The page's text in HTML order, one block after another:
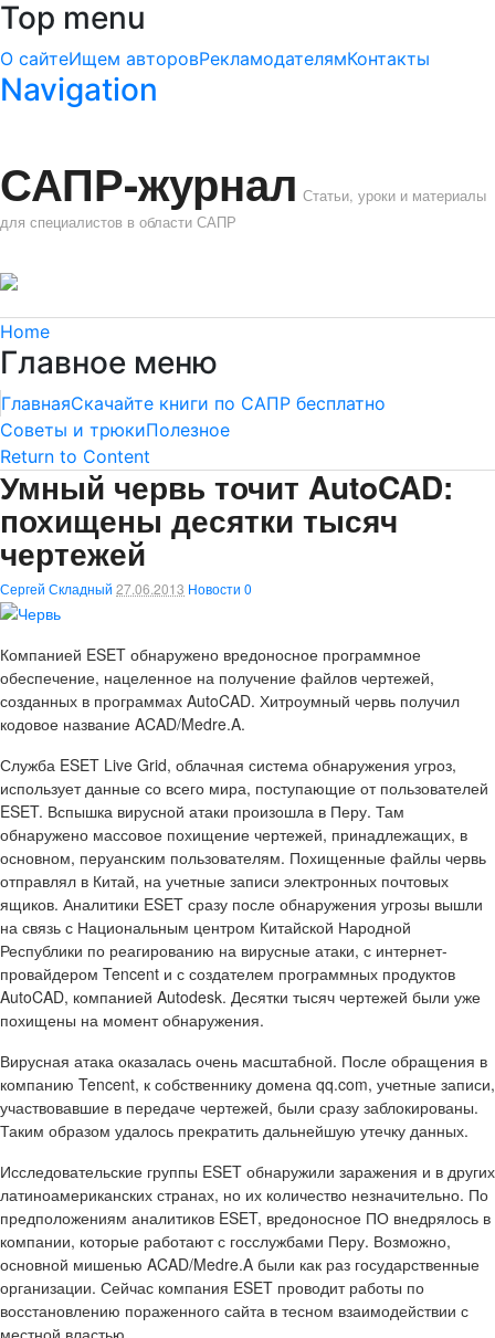
Top menu
О сайтеИщем авторовРекламодателямКонтакты
Navigation
САПР-журнал Статьи, уроки и материалы
для специалистов в области САПР
Home
Главное меню
ГлавнаяСкачайте книги по САПР бесплатно
Советы и трюкиПолезное
Return to Content
Умный червь точит AutoCAD:
похищены десятки тысяч
чертежей
Сергей Складный 27.06.2013 Новости 0
Компанией ESET обнаружено вредоносное программное
обеспечение, нацеленное на получение файлов чертежей,
созданных в программах AutoCAD. Хитроумный червь получил
кодовое название ACAD/Medre.A.
Служба ESET Live Grid, облачная система обнаружения угроз,
использует данные со всего мира, поступающие от пользователей
ESET. Вспышка вирусной атаки произошла в Перу. Там
обнаружено массовое похищение чертежей, принадлежащих, в
основном, перуанским пользователям. Похищенные файлы червь
отправлял в Китай, на учетные записи электронных почтовых
ящиков. Аналитики ESET сразу после обнаружения угрозы вышли
на связь с Национальным центром Китайской Народной
Республики по реагированию на вирусные атаки, с интернет-
провайдером Tencent и с создателем программных продуктов
AutoCAD, компанией Autodesk. Десятки тысяч чертежей были уже
похищены на момент обнаружения.
Вирусная атака оказалась очень масштабной. После обращения в
компанию Tencent, к собственнику домена qq.com, учетные записи,
участвовавшие в передаче чертежей, были сразу заблокированы.
Таким образом удалось прекратить дальнейшую утечку данных.
Исследовательские группы ESET обнаружили заражения и в других
латиноамериканских странах, но их количество незначительно. По
предположениям аналитиков ESET, вредоносное ПО внедрялось в
компании, которые работают с госслужбами Перу. Возможно,
основной мишенью ACAD/Medre.A были как раз государственные
организации. Сейчас компания ESET проводит работы по
восстановлению пораженного сайта в тесном взаимодействии с
местной властью.